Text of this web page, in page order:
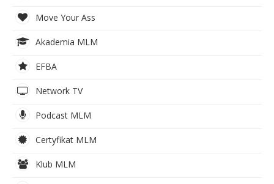
Move Your Ass
Akademia MLM
EFBA
Network TV
Podcast MLM
Certyfikat MLM
Klub MLM